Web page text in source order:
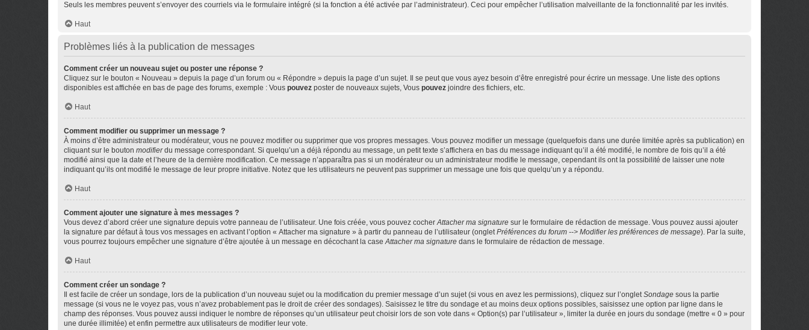
Seuls les membres peuvent s’envoyer des courriels via le formulaire intégré (si la fonction a été activée par l’administrateur). Ceci pour empêcher l’utilisation malveillante de la fonctionnalité par les invités.
Haut
Problèmes liés à la publication de messages
Comment créer un nouveau sujet ou poster une réponse ?
Cliquez sur le bouton « Nouveau » depuis la page d’un forum ou « Répondre » depuis la page d’un sujet. Il se peut que vous ayez besoin d’être enregistré pour écrire un message. Une liste des options
disponibles est affichée en bas de page des forums, exemple : Vous pouvez poster de nouveaux sujets, Vous pouvez joindre des fichiers, etc.
Haut
Comment modifier ou supprimer un message ?
À moins d’être administrateur ou modérateur, vous ne pouvez modifier ou supprimer que vos propres messages. Vous pouvez modifier un message (quelquefois dans une durée limitée après sa publication) en
cliquant sur le bouton modifierdu message correspondant. Si quelqu’un a déjà répondu au message, un petit texte s’affichera en bas du message indiquant qu’il a été modifié, le nombre de fois qu’il a été
modifié ainsi que la date et l’heure de la dernière modification. Ce message n’apparaîtra pas si un modérateur ou un administrateur modifie le message, cependant ils ont la possibilité de laisser une note
indiquant qu’ils ont modifié le message de leur propre initiative. Notez que les utilisateurs ne peuvent pas supprimer un message une fois que quelqu’un y a répondu.
Haut
Comment ajouter une signature à mes messages ?
Vous devez d’abord créer une signature depuis votre panneau de l’utilisateur. Une fois créée, vous pouvez cocherAttacher ma signature sur le formulaire de rédaction de message. Vous pouvez aussi ajouter
la signature par défaut à tous vos messages en activant l’option « Attacher ma signature » à partir du panneau de l’utilisateur (ongletPréférences du forum --> Modifier les préférences de message). Par la suite,
vous pourrez toujours empêcher une signature d’être ajoutée à un message en décochant la caseAttacher ma signature dans le formulaire de rédaction de message.
Haut
Comment créer un sondage ?
Il est facile de créer un sondage, lors de la publication d’un nouveau sujet ou la modification du premier message d’un sujet (si vous en avez les permissions), cliquez sur l’ongletSondage sous la partie
message (si vous ne le voyez pas, vous n’avez probablement pas le droit de créer des sondages). Saisissez le titre du sondage et au moins deux options possibles, saisissez une option par ligne dans le
champ des réponses. Vous pouvez aussi indiquer le nombre de réponses qu’un utilisateur peut choisir lors de son vote dans « Option(s) par l’utilisateur », limiter la durée en jours du sondage (mettre « 0 » pour
une durée illimitée) et enfin permettre aux utilisateurs de modifier leur vote.